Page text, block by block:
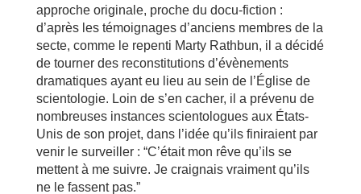
approche originale, proche du docu-fiction :
d’après les témoignages d’anciens membres de la
secte, comme le repenti Marty Rathbun, il a décidé
de tourner des reconstitutions d’évènements
dramatiques ayant eu lieu au sein de l’Église de
scientologie. Loin de s’en cacher, il a prévenu de
nombreuses instances scientologues aux États-
Unis de son projet, dans l’idée qu’ils finiraient par
venir le surveiller : “C’était mon rêve qu’ils se
mettent à me suivre. Je craignais vraiment qu’ils
ne le fassent pas.”